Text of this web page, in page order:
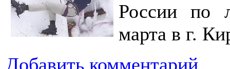
России по
марта в г.
Добавить комментарий